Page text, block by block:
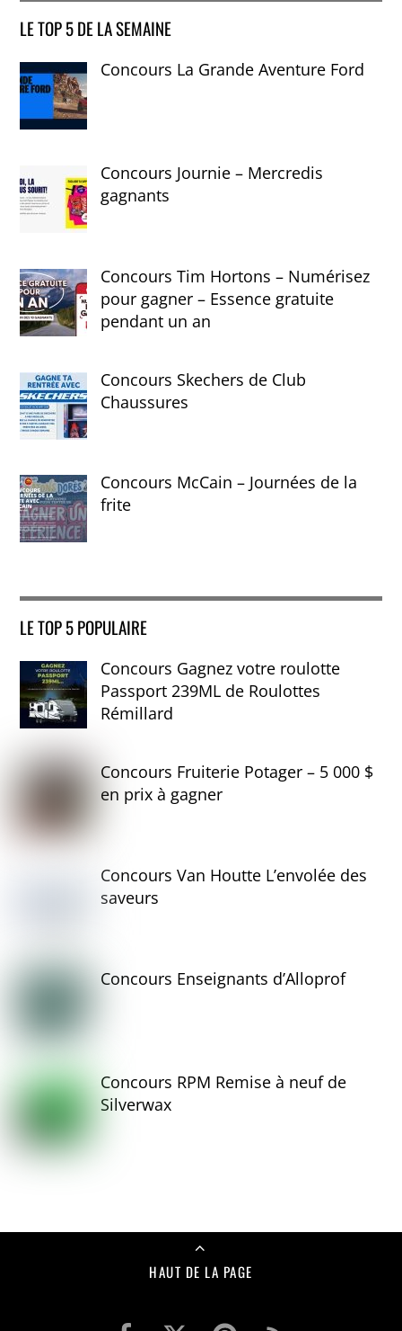
LE TOP 5 DE LA SEMAINE
Concours La Grande Aventure Ford
Concours Journie – Mercredis
gagnants
Concours Tim Hortons – Numérisez
pour gagner – Essence gratuite
pendant un an
Concours Skechers de Club
Chaussures
Concours McCain – Journées de la
frite
LE TOP 5 POPULAIRE
Concours Gagnez votre roulotte
Passport 239ML de Roulottes
Rémillard
Concours Fruiterie Potager – 5 000 $
en prix à gagner
Concours Van Houtte L’envolée des
saveurs
Concours Enseignants d’Alloprof
Concours RPM Remise à neuf de
Silverwax
HAUT DE LA PAGE